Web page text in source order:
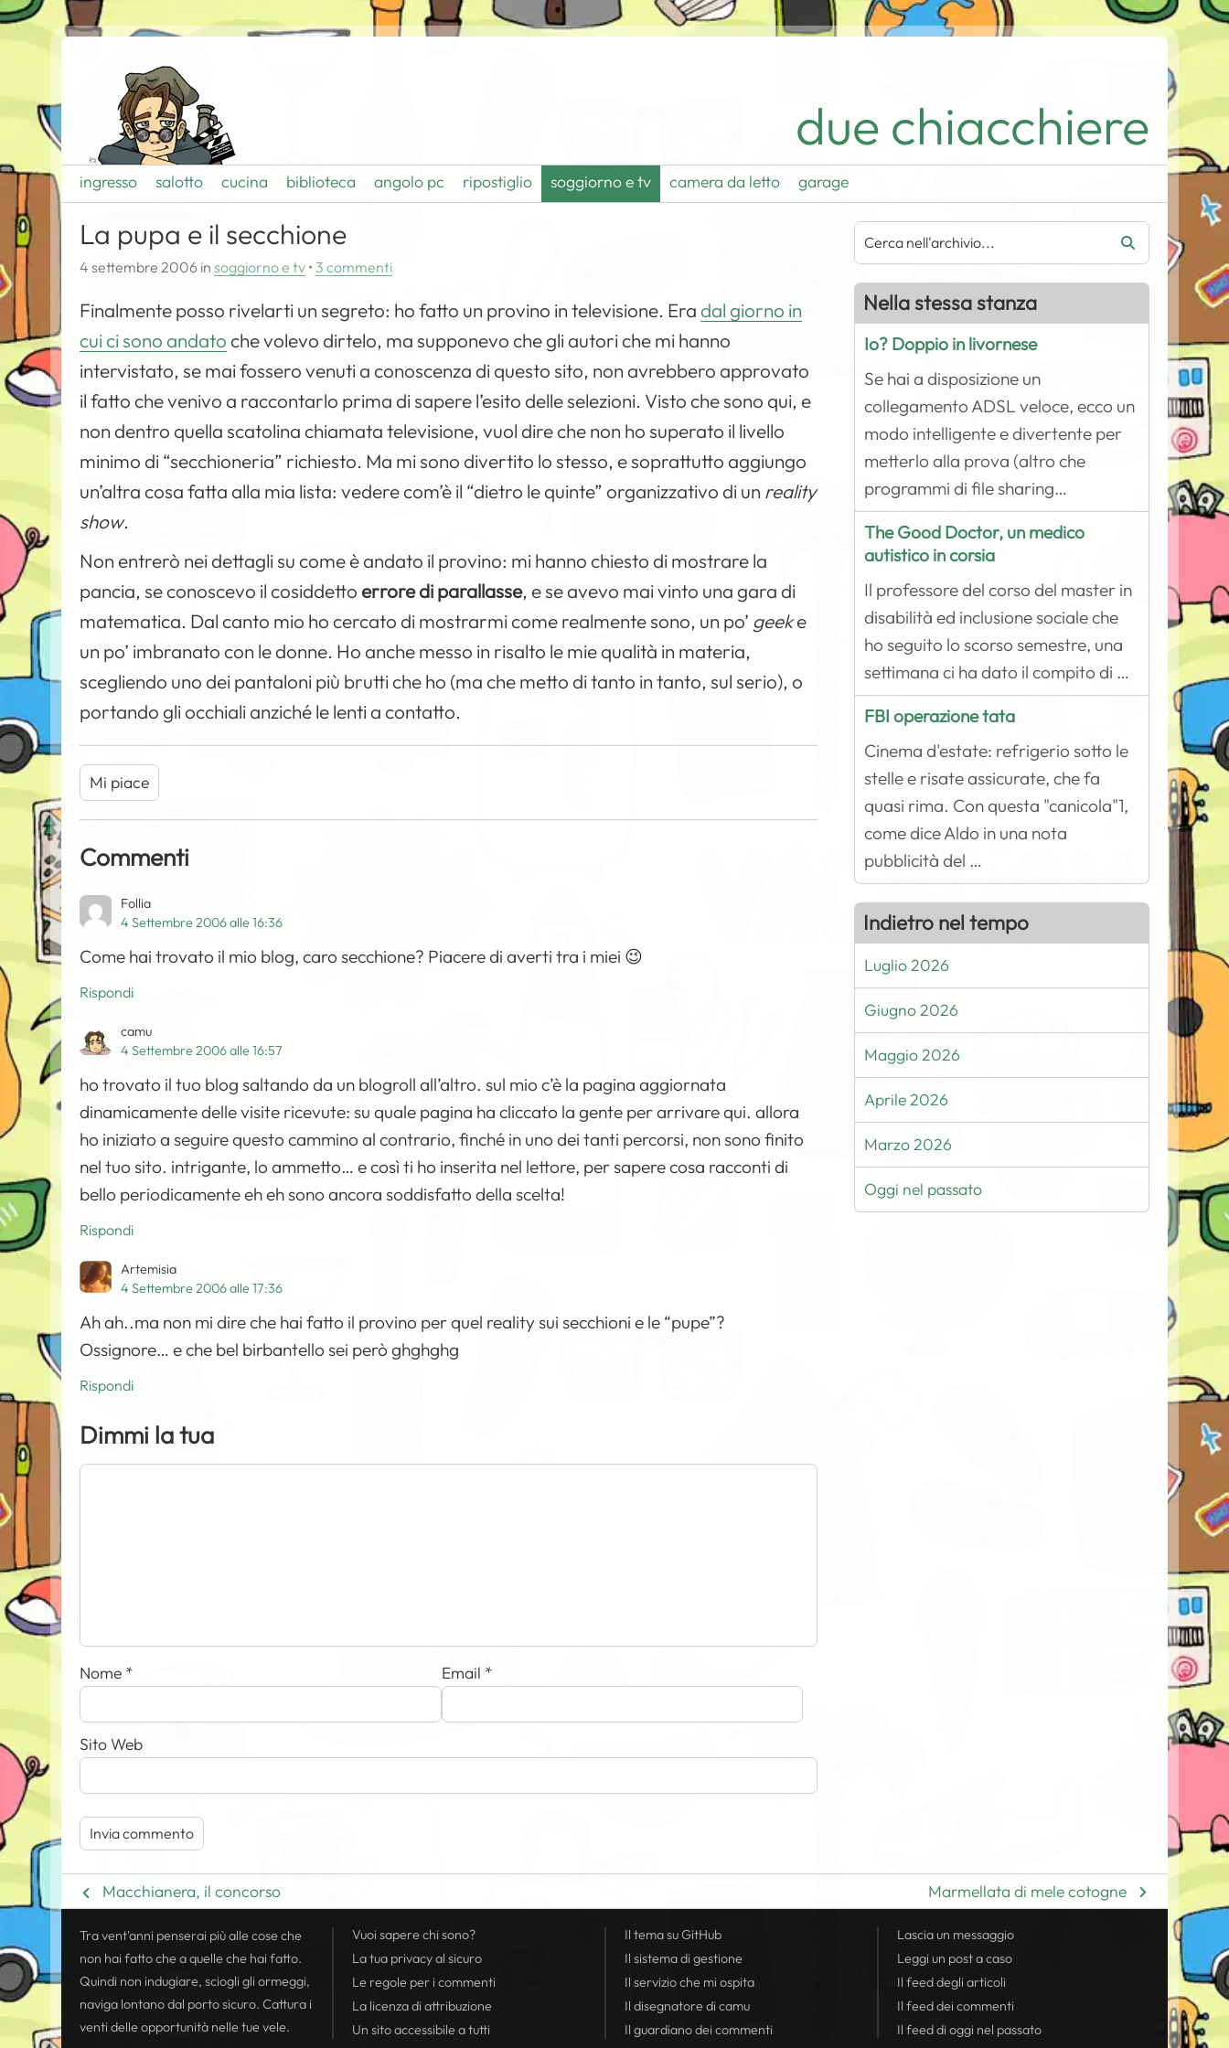
due chiacchiere
ingresso salotto cucina biblioteca angolo pc ripostiglio soggiorno e tv camera da letto garage
La pupa e il secchione
4 settembre 2006 insoggiorno e tv • 3 commenti
Finalmente posso rivelarti un segreto: ho fatto un provino in televisione. Era dal giorno in
cui ci sono andatoche volevo dirtelo, ma supponevo che gli autori che mi hanno
intervistato, se mai fossero venuti a conoscenza di questo sito, non avrebbero approvato
il fatto che venivo a raccontarlo prima di sapere l’esito delle selezioni. Visto che sono qui, e
non dentro quella scatolina chiamata televisione, vuol dire che non ho superato il livello
minimo di “secchioneria” richiesto. Ma mi sono divertito lo stesso, e soprattutto aggiungo
un’altra cosa fatta alla mia lista: vedere com’è il “dietro le quinte” organizzativo di un reality
show.
Non entrerò nei dettagli su come è andato il provino: mi hanno chiesto di mostrare la
pancia, se conoscevo il cosiddettoerrore di parallasse, e se avevo mai vinto una gara di
matematica. Dal canto mio ho cercato di mostrarmi come realmente sono, un po’ geeke
un po’ imbranato con le donne. Ho anche messo in risalto le mie qualità in materia,
scegliendo uno dei pantaloni più brutti che ho (ma che metto di tanto in tanto, sul serio), o
portando gli occhiali anziché le lenti a contatto.
Mi piace
Commenti
Follia
4 Settembre 2006 alle 16:36
Come hai trovato il mio blog, caro secchione? Piacere di averti tra i miei 😉
Rispondi
camu
4 Settembre 2006 alle 16:57
ho trovato il tuo blog saltando da un blogroll all’altro. sul mio c’è la pagina aggiornata
dinamicamente delle visite ricevute: su quale pagina ha cliccato la gente per arrivare qui. allora
ho iniziato a seguire questo cammino al contrario, finché in uno dei tanti percorsi, non sono finito
nel tuo sito. intrigante, lo ammetto… e così ti ho inserita nel lettore, per sapere cosa racconti di
bello periodicamente eh eh sono ancora soddisfatto della scelta!
Rispondi
Artemisia
4 Settembre 2006 alle 17:36
Ah ah..ma non mi dire che hai fatto il provino per quel reality sui secchioni e le “pupe”?
Ossignore… e che bel birbantello sei però ghghghg
Rispondi
Dimmi la tua
Nome * Email *
Sito Web
Nella stessa stanza
Io? Doppio in livornese
Se hai a disposizione un
collegamento ADSL veloce, ecco un
modo intelligente e divertente per
metterlo alla prova (altro che
programmi di file sharing…
The Good Doctor, un medico
autistico in corsia
Il professore del corso del master in
disabilità ed inclusione sociale che
ho seguito lo scorso semestre, una
settimana ci ha dato il compito di …
FBI operazione tata
Cinema d'estate: refrigerio sotto le
stelle e risate assicurate, che fa
quasi rima. Con questa "canicola"1,
come dice Aldo in una nota
pubblicità del …
Indietro nel tempo
Luglio 2026
Giugno 2026
Maggio 2026
Aprile 2026
Marzo 2026
Oggi nel passato
Macchianera, il concorso Marmellata di mele cotogne
Tra vent'anni penserai più alle cose che
non hai fatto che a quelle che hai fatto.
Quindi non indugiare, sciogli gli ormeggi,
naviga lontano dal porto sicuro. Cattura i
venti delle opportunità nelle tue vele.
Vuoi sapere chi sono?
La tua privacyal sicuro
Le regole per i commenti
La licenza di attribuzione
Un sito accessibile a tutti
Il tema su GitHub
Il sistema di gestione
Il servizio che mi ospita
Il disegnatore di camu
Il guardiano dei commenti
Lascia un messaggio
Leggi un post a caso
Il feeddegli articoli
Il feeddei commenti
Il feeddi oggi nel passato